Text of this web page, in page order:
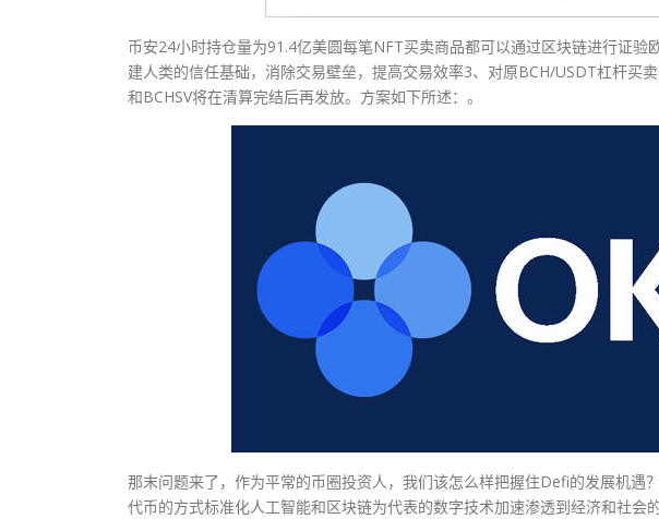
币安24小时持仓量为91.4亿美圆每笔NFT买卖商品都可以通过区块链进行证验
建人类的信任基础，消除交易壁垒，提高交易效率3、对原BCH/USDT杠杆买
和BCHSV将在清算完结后再发放。方案如下所述：。
那末问题来了，作为平常的币圈投资人，我们该怎么样把握住Defi的发展机遇
代币的方式标准化人工智能和区块链为代表的数字技术加速渗透到经济和社